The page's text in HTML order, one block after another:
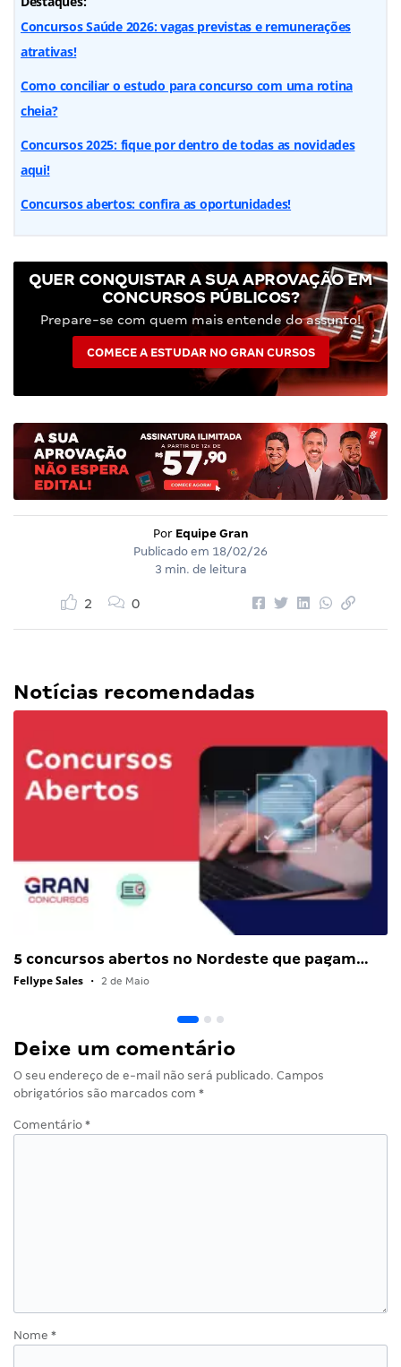
Concursos Saúde 2026: vagas previstas e remunerações
atrativas!
Como conciliar o estudo para concurso com uma rotina
cheia?
Concursos 2025: fique por dentro de todas as novidades
aqui!
Concursos abertos: confira as oportunidades!
QUER CONQUISTAR A SUA APROVAÇÃO EM
CONCURSOS PÚBLICOS?
Prepare-se com quem mais entende do assunto!
COMECE A ESTUDAR NO GRAN CURSOS
Por Equipe Gran
Publicado em 18/02/26
3 min. de leitura
2 0
Notícias recomendadas
5 concursos abertos no Nordeste que pagam…
Fellype Sales • 2 de Maio
Deixe um comentário
O seu endereço de e-mail não será publicado. Campos
obrigatórios são marcados com *
Comentário *
Nome *